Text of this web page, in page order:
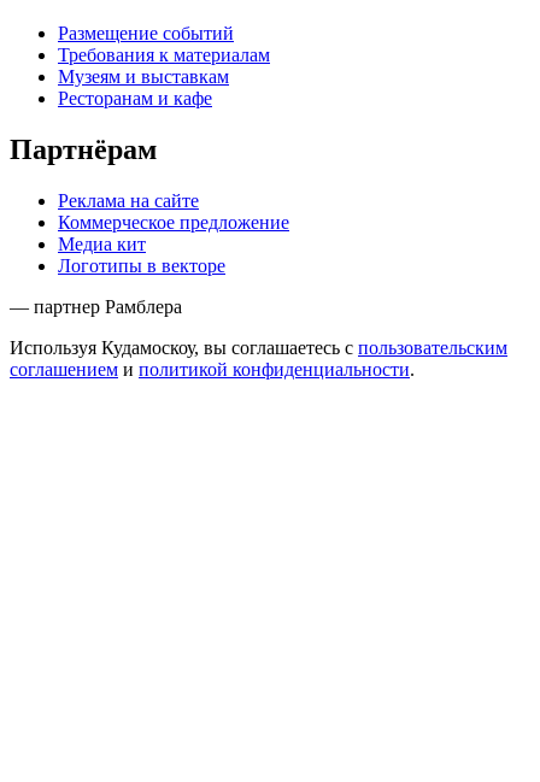
Размещение событий
Требования к материалам
Музеям и выставкам
Ресторанам и кафе
Партнёрам
Реклама на сайте
Коммерческое предложение
Медиа кит
Логотипы в векторе
— партнер Рамблера
Используя Кудамоскоу, вы соглашаетесь с пользовательским
соглашением и политикой конфиденциальности.